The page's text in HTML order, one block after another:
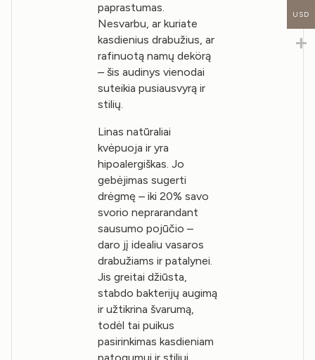
paprastumas.
Nesvarbu, ar kuriate
kasdienius drabužius, ar
rafinuotą namų dekörą
– šis audinys vienodai
suteikia pusiausvyrą ir
stilių.
Linas natūraliai
kvėpuoja ir yra
hipoalergiškas. Jo
gebėjimas sugerti
drėgmę – iki 20% savo
svorio neprarandant
sausumo pojūčio –
daro jį idealiu vasaros
drabužiams ir patalynei.
Jis greitai džiūsta,
stabdo bakterijų augimą
ir užtikrina švarumą,
todėl tai puikus
pasirinkimas kasdieniam
USD